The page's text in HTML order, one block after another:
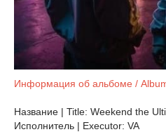
Информация об альбоме /
Название | Title: Weekend the
Исполнитель | Executor: VA